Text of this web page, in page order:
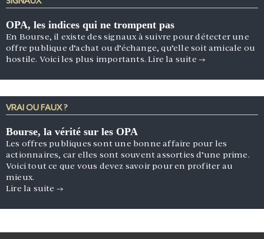
OPA, les indices qui ne trompent pas
En Bourse, il existe des signaux à suivre pour détecter une
offre publique d’achat ou d’échange, qu’elle soit amicale ou
hostile. Voici les plus importants.Lire la suite →
VRAI OU FAUX ?
Bourse, la vérité sur les OPA
Les offres publiques sont une bonne affaire pour les
actionnaires, car elles sont souvent assorties d’une prime.
Voici tout ce que vous devez savoir pour en profiter au
mieux.
Lire la suite →